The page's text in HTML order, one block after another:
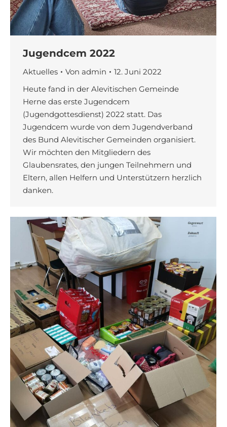
Jugendcem 2022
Aktuelles Von admin
12. Juni 2022
Heute fand in der Alevitischen Gemeinde
Herne das erste Jugendcem
(Jugendgottesdienst) 2022 statt. Das
Jugendcem wurde von dem Jugendverband
des Bund Alevitischer Gemeinden organisiert.
Wir möchten den Mitgliedern des
Glaubensrates, den jungen Teilnehmern und
Eltern, allen Helfern und Unterstützern herzlich
danken.